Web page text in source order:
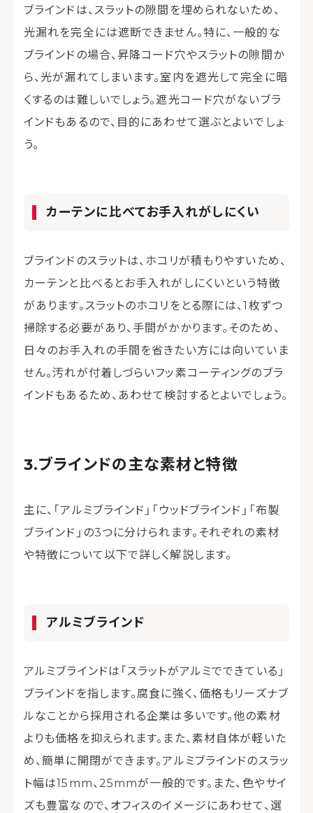
ブラインドは、スラットの隙間を埋められないため、
光漏れを完全には遮断できません。特に、一般的な
ブラインドの場合、昇降コード穴やスラットの隙間か
ら、光が漏れてしまいます。室内を遮光して完全に暗
くするのは難しいでしょう。遮光コード穴がないブラ
インドもあるので、目的にあわせて選ぶとよいでしょ
う。
カーテンに比べてお手入れがしにくい
ブラインドのスラットは、ホコリが積もりやすいため、
カーテンと比べるとお手入れがしにくいという特徴
があります。スラットのホコリをとる際には、1枚ずつ
掃除する必要があり、手間がかかります。そのため、
日々のお手入れの手間を省きたい方には向いていま
せん。汚れが付着しづらいフッ素コーティングのブラ
インドもあるため、あわせて検討するとよいでしょう。
ブラインドの主な素材と特徴
主に、「アルミブラインド」「ウッドブラインド」「布製
ブラインド」の3つに分けられます。それぞれの素材
や特徴について以下で詳しく解説します。
アルミブラインド
アルミブラインドは「スラットがアルミでできている」
ブラインドを指します。腐食に強く、価格もリーズナブ
ルなことから採用される企業は多いです。他の素材
よりも価格を抑えられます。また、素材自体が軽いた
め、簡単に開閉ができます。アルミブラインドのスラッ
ト幅は15mm、25mmが一般的です。また、色やサイ
ズも豊富なので、オフィスのイメージにあわせて、選